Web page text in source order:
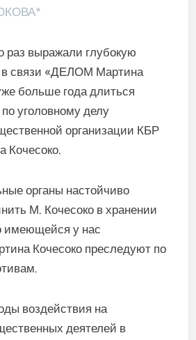
раз выражали глубокую
в связи «ДЕЛОМ Мартина
больше года длиться
уголовному делу
организации КБР
Кочесоко.
органы настойчиво
М. Кочесоко в хранении
имеющейся у нас
Кочесоко преследуют по
воздействия на
деятелей в